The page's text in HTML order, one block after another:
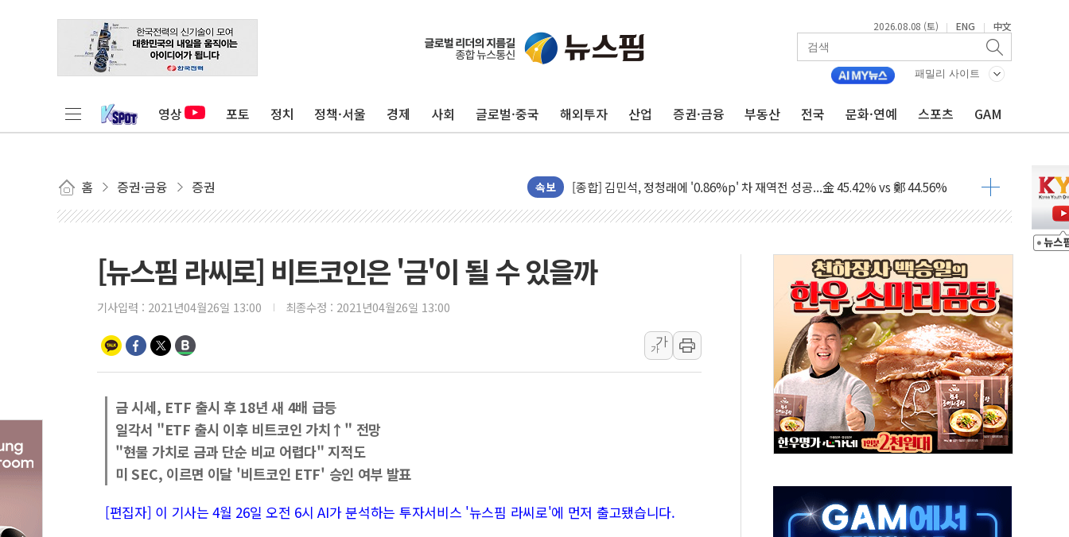
2026.08.08 (토) | ENG | 中文
패밀리 사이트
영상 포토 정치 정책·서울 경제 사회 글로벌·중국 해외투자 산업 증권·금융 부동산 전국 문화·연예 스포츠 GAM
홈 증권·금융 증권 속보
울진·영덕 '호우특보'-포항 '산사태 주의보'...경북도, 호우 피해·통제구간 없어
인천 합동연설회 나선 송영길·정청래·김민석 당대표 후보
김민석, 2주차 제주·인천 경선서 정청래에 승리...47.75% vs 42.08%
[속보] 민주, 제주·인천 경선 결과 발표...김민석 47.75% 정청래 42.08%
[속보] 민주, 인천 경선 결과 발표...김민석 45.09% 정청래 43.27% 송영길 11.63%
[속보] 민주, 제주 경선 결과 발표...김민석 52.64% 정청래 39.89% 송영길 7.47%
이번주 국내 주요 금융일정(8.10~8.14)
美, 이란전 출구전략 만지작…공습 한계·탄약 부족 현실화
강릉·동해·삼척 시간당 최대 50㎜ 폭우…강원 동해안 강한 비 이어져
폐기물 수거하다 참변…60대 환경미화원 수거차에 치여 사망
서울 중랑구 주택가서 흉기 난동…60대 남성 2명 숨져
李대통령 "결혼 때문에 손해 보는 일 없게"…'결혼 페널티' 22개 과제 손본다
추미애, '위안부' 피해자 기림의 날 참석..."국제적 시민 연대로 목소리 내야"
인천 선재도 갯벌서 해루질 중 실종 60대 나흘만에 숨진 채 발견
[뉴스핌 라씨로] 비트코인은 '금'이 될 수 있을까
기사입력 : 2021년04월26일 13:00 최종수정 : 2021년04월26일 13:00
가
가
금 시세, ETF 출시 후 18년 새 4배 급등
일각서 "ETF 출시 이후 비트코인 가치↑" 전망
"현물 가치로 금과 단순 비교 어렵다" 지적도
미 SEC, 이르면 이달 '비트코인 ETF' 승인 여부 발표
[편집자] 이 기사는 4월 26일 오전 6시 AI가 분석하는 투자서비스 '뉴스핌 라씨로'에 먼저 출고됐습니다.